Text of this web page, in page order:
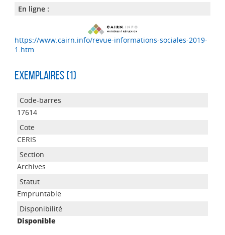
En ligne :
https://www.cairn.info/revue-informations-sociales-2019-
1.htm
Exemplaires (1)
17614
CERIS
Archives
Empruntable
Disponible